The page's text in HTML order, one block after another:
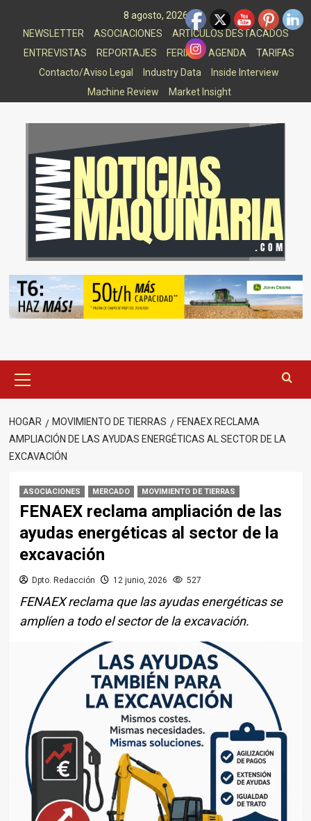
8 agosto, 2026
NEWSLETTER
ASOCIACIONES
ARTICULOS DESTACADOS
ENTREVISTAS
REPORTAJES FERIAS AGENDA
TARIFAS
Contacto/Aviso Legal
Industry Data
Inside Interview
Machine Review
Market Insight
principal
HOGAR MOVIMIENTO DE TIERRAS
FENAEX RECLAMA
AMPLIACIÓN DE LAS AYUDAS ENERGÉTICAS AL SECTOR DE LA
EXCAVACIÓN
ASOCIACIONES MERCADO MOVIMIENTO DE TIERRAS
FENAEX reclama ampliación de las
ayudas energéticas al sector de la
excavación
Dpto. Redacción 12 junio, 2026 527
FENAEX reclama que las ayudas energéticas se
amplíen a todo el sector de la excavación.